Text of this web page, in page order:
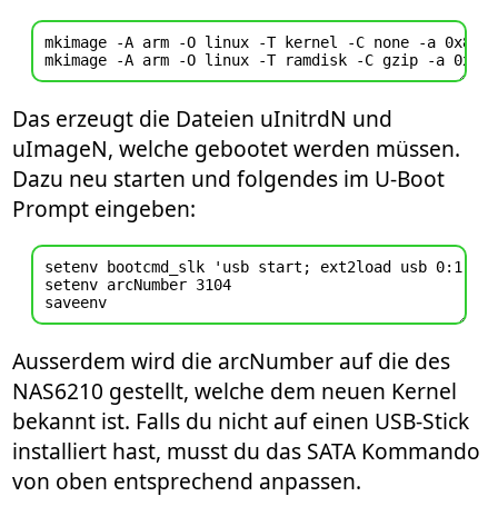
mkimage -A arm -O linux -T kernel -C none -a
Das erzeugt die Dateien uInitrdN und
uImageN, welche gebootet werden müssen.
Dazu neu starten und folgendes im U-Boot
Prompt eingeben:
setenv bootcmd_slk 'usb start; ext2load usb 0:1
setenv arcNumber 3104
Ausserdem wird die arcNumber auf die des
NAS6210 gestellt, welche dem neuen Kernel
bekannt ist. Falls du nicht auf einen USB-Stick
installiert hast, musst du das SATA Kommando
von oben entsprechend anpassen.